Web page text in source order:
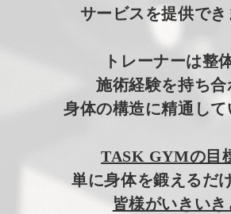
サービスを提供でき
トレーナーは整
施術経験を持ち合
身体の構造に精通して
TASK GYMの目
単に身体を鍛えるだ
皆様がいきいき